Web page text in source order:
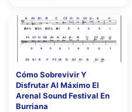
Cómo Sobrevivir Y
Disfrutar Al Máximo El
Arenal Sound Festival En
Burriana